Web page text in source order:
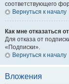
соответствующего
Вернуться к началу
Как мне отказаться
Для отказа от
«Подписки».
Вернуться к началу
Вложения